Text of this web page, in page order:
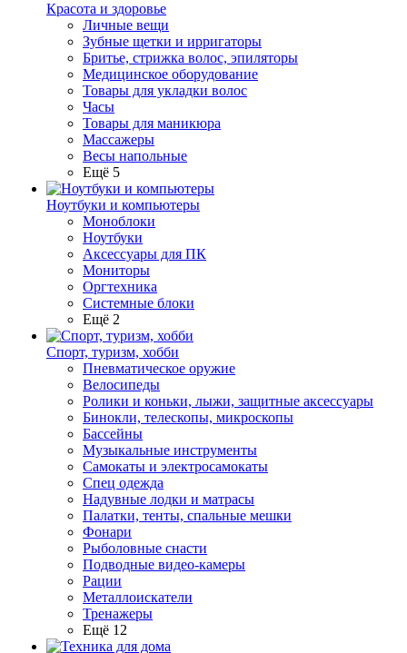
Красота и здоровье
Личные вещи
Зубные щетки и ирригаторы
Бритье, стрижка волос, эпиляторы
Медицинское оборудование
Товары для укладки волос
Часы
Товары для маникюра
Массажеры
Весы напольные
Ещё 5
Ноутбуки и компьютеры
Моноблоки
Ноутбуки
Аксессуары для ПК
Мониторы
Оргтехника
Системные блоки
Ещё 2
Спорт, туризм, хобби
Пневматическое оружие
Велосипеды
Ролики и коньки, лыжи, защитные аксессуары
Бинокли, телескопы, микроскопы
Бассейны
Музыкальные инструменты
Самокаты и электросамокаты
Спец одежда
Надувные лодки и матрасы
Палатки, тенты, спальные мешки
Фонари
Рыболовные снасти
Подводные видео-камеры
Рации
Металлоискатели
Тренажеры
Ещё 12